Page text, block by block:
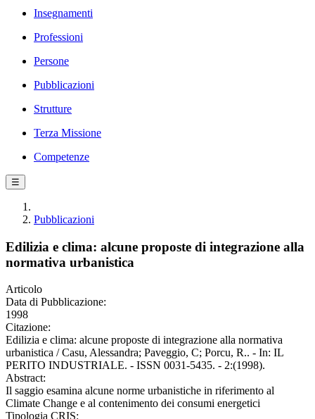
Insegnamenti
Professioni
Persone
Pubblicazioni
Strutture
Terza Missione
Competenze
☰
Pubblicazioni
Edilizia e clima: alcune proposte di integrazione alla
normativa urbanistica
Articolo
Data di Pubblicazione:
1998
Citazione:
Edilizia e clima: alcune proposte di integrazione alla normativa
urbanistica / Casu, Alessandra; Paveggio, C; Porcu, R.. - In: IL
PERITO INDUSTRIALE. - ISSN 0031-5435. - 2:(1998).
Abstract:
Il saggio esamina alcune norme urbanistiche in riferimento al
Climate Change e al contenimento dei consumi energetici
Tipologia CRIS: